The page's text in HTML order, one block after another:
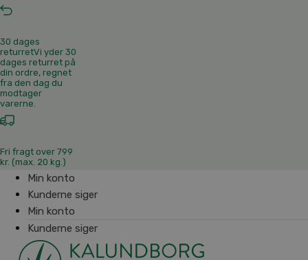
30 dages
returretVi yder 30
dages returret på
din ordre, regnet
fra den dag du
modtager
varerne.
Fri fragt over 799
kr. (max. 20 kg.)
Min konto
Kunderne siger
Min konto
Kunderne siger